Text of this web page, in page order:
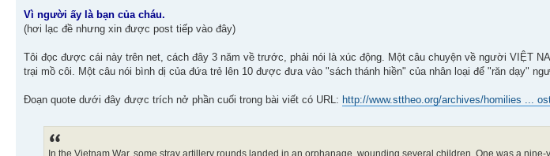
Vì người ấy là bạn của cháu.
(hơi lạc đề nhưng xin được post tiếp vào đây)
Tôi đọc được cái này trên net, cách đây 3 năm về trước, phải nói là xúc động. Một câu chuyện về người VIỆT
trại mồ côi. Một câu nói bình dị của đứa trẻ lên 10 được đưa vào "sách thánh hiền" của nhân loại để "răn dạy"
Đoạn quote dưới đây được trích nở phần cuối trong bài viết có URL: http://www.sttheo.org/archives/homilies ...
In the Vietnam War, some stray artillery rounds landed in an orphanage, wounding several children. One was a